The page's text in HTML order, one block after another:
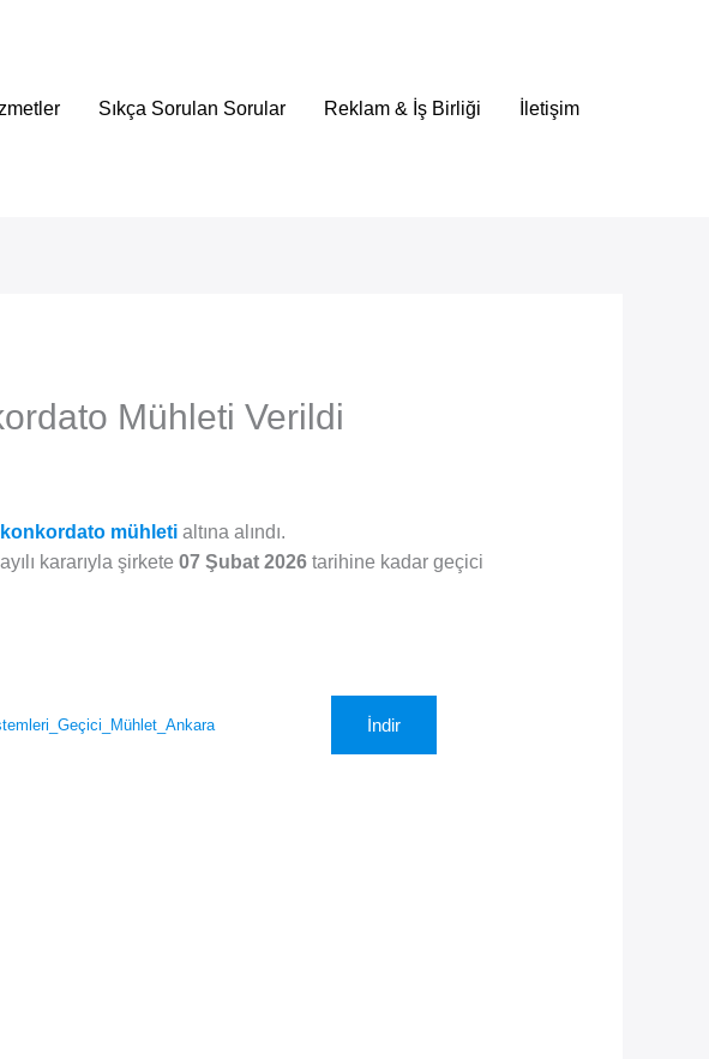
Sıkça Sorulan Sorular Reklam & İş Birliği İletişim
Mühleti Verildi
mühleti altına alındı.
kararıyla şirkete 07 Şubat 2026tarihine kadar geçici
İndir